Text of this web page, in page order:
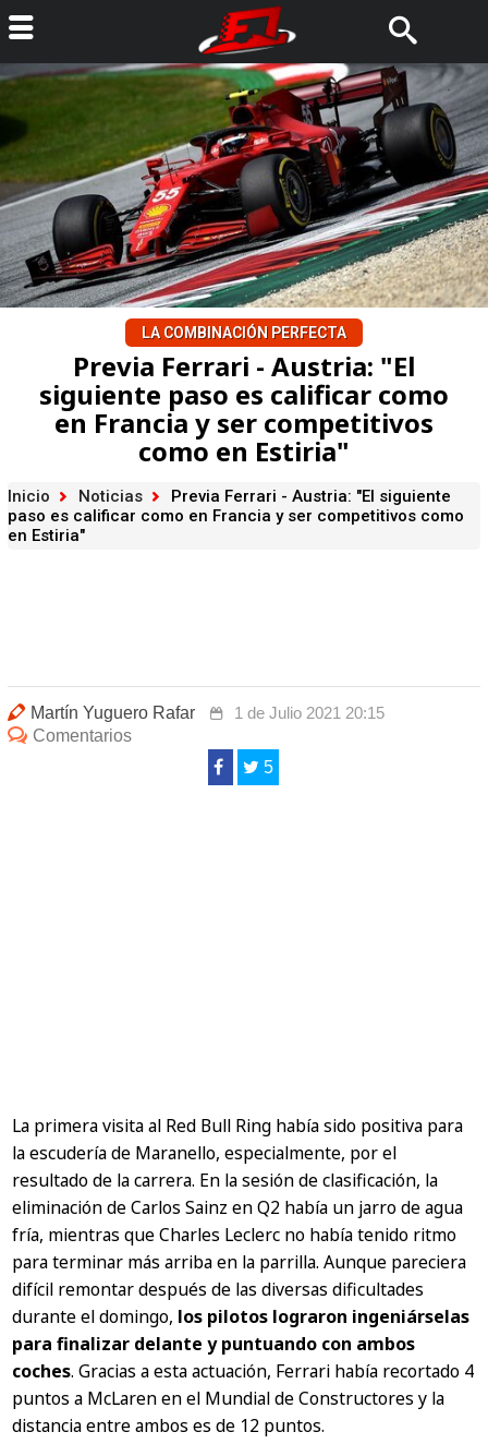
LA COMBINACIÓN PERFECTA
Previa Ferrari - Austria: "El
siguiente paso es calificar como
en Francia y ser competitivos
como en Estiria"
Inicio Noticias
Previa Ferrari - Austria: "El siguiente
paso es calificar como en Francia y ser competitivos como
en Estiria"
Martín Yuguero Rafar
1 de Julio 2021 20:15
Comentarios
5
La primera visita al Red Bull Ring había sido positiva para
la escudería de Maranello, especialmente, por el
resultado de la carrera. En la sesión de clasificación, la
eliminación de Carlos Sainz en Q2 había un jarro de agua
fría, mientras que Charles Leclerc no había tenido ritmo
para terminar más arriba en la parrilla. Aunque pareciera
difícil remontar después de las diversas dificultades
durante el domingo, los pilotos lograron ingeniárselas
para finalizar delante y puntuando con ambos
coches. Gracias a esta actuación, Ferrari había recortado 4
puntos a McLaren en el Mundial de Constructores y la
distancia entre ambos es de 12 puntos.